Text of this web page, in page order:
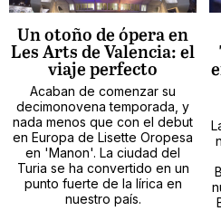
Un otoño de ópera en
Les Arts de Valencia: el
viaje perfecto
Acaban de comenzar su
decimonovena temporada, y
nada menos que con el debut
en Europa de Lisette Oropesa
en 'Manon'. La ciudad del
Turia se ha convertido en un
punto fuerte de la lírica en
nuestro país.